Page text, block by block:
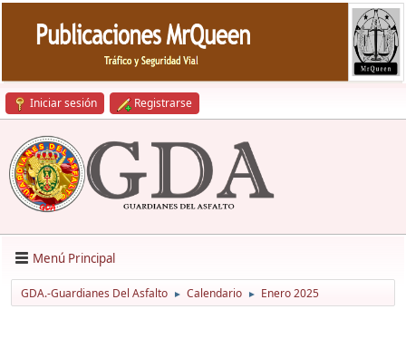
Iniciar sesión Registrarse
Menú Principal
GDA.-Guardianes Del Asfalto ► Calendario ► Enero 2025